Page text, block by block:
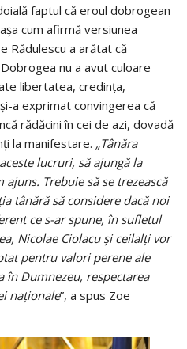
faptul că eroul dobrogean
cum afirmă versiunea
Rădulescu a arătat că
nu a avut culoare
libertatea, credinţa,
a exprimat convingerea că
rădăcini în cei de azi, dovadă
la manifestare. „Tânăra
lucruri, să ajungă la
Trebuie să se trezească
tânără să considere dacă noi
ce s-ar spune, în sufletul
Nicolae Ciolacu și ceilalți vor
pentru valori perene ale
în Dumnezeu, respectarea
naționale”, a spus Zoe